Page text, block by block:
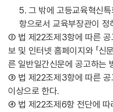
5. 그 밖에 고등교육혁신
항으로서 교육부장관이 정
② 법 제22조제3항에 따른 공
보 및 인터넷 홈페이지와 「신
른 일반일간신문에 공고하는
③ 법 제22조제3항에 따른
이상으로 한다.
④ 법 제22조제6항 전단에 따